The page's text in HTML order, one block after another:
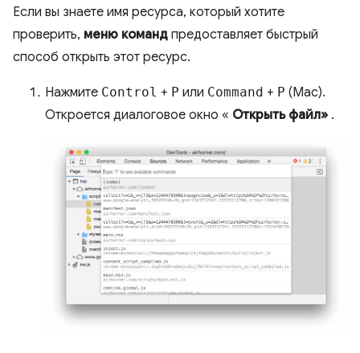
Если вы знаете имя ресурса, который хотите
проверить, меню команд предоставляет быстрый
способ открыть этот ресурс.
Нажмите Control + P или Command + P (Mac).
Откроется диалоговое окно « Открыть файл» .